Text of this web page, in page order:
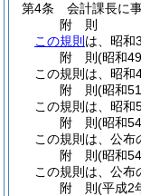
第4条
会計課長に
附 則
この規則 は、昭和
附 則(昭和
この規則は、昭
附 則(昭和
この規則は、昭
附 則(昭和
この規則は、公
附 則(昭和
この規則は、公
附 則(平成2